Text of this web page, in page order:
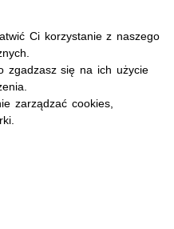
Ci korzystanie z naszego
zgadzasz się na ich użycie
zarządzać cookies,